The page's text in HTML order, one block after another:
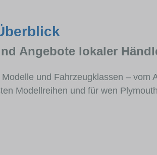
Angebote lokaler
und Fahrzeugklassen –
Modellreihen und für wen